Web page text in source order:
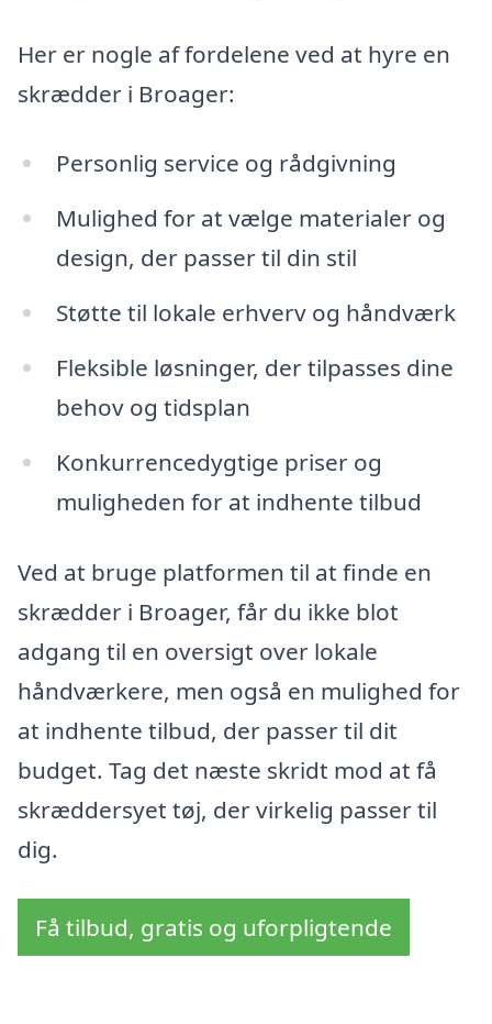
Her er nogle af fordelene ved at hyre en
skrædder i Broager:
Personlig service og rådgivning
Mulighed for at vælge materialer og
design, der passer til din stil
Støtte til lokale erhverv og håndværk
Fleksible løsninger, der tilpasses dine
behov og tidsplan
Konkurrencedygtige priser og
muligheden for at indhente tilbud
Ved at bruge platformen til at finde en
skrædder i Broager, får du ikke blot
adgang til en oversigt over lokale
håndværkere, men også en mulighed for
at indhente tilbud, der passer til dit
budget. Tag det næste skridt mod at få
skræddersyet tøj, der virkelig passer til
dig.
Få tilbud, gratis og uforpligtende